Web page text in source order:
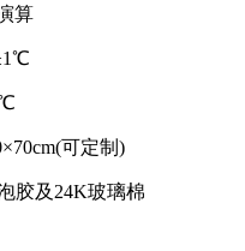
算
可定制)
胶及24K玻璃棉